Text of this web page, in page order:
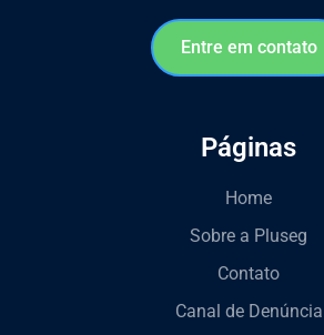
Entre em contato
Páginas
Home
Sobre a Pluseg
Contato
Canal de Denúncia